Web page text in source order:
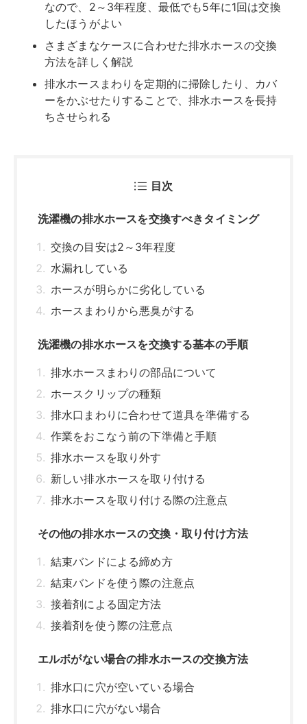
洗濯機の排水ホースを交換すべきタイミング
交換の目安は2～3年程度
水漏れしている
ホースが明らかに劣化している
ホースまわりから悪臭がする
ホースクリップの種類
排水口まわりに合わせて道具を準備する
排水ホースを取り外す
新しい排水ホースを取り付ける
排水ホースを取り付ける際の注意点
結束バンドを使う際の注意点
接着剤による固定方法
接着剤を使う際の注意点
エルボがない場合の排水ホースの交換方法
排水口に穴が空いている場合
排水口に穴がない場合
排水ホースを長く使うポイント
1年に1回程度排水ホースを掃除する
排水ホースカバーを設置する
排水ホースを交換する際の注意点
無理やり取り外そうとしない
作業に不安がある場合は業者に依頼する